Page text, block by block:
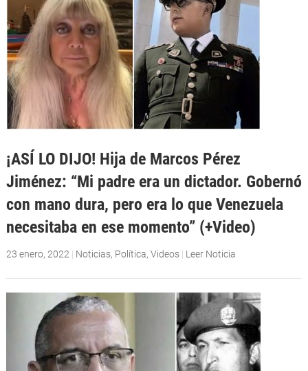
¡ASÍ LO DIJO! Hija de Marcos Pérez
Jiménez: “Mi padre era un dictador. Gobernó
con mano dura, pero era lo que Venezuela
necesitaba en ese momento” (+Video)
23 enero, 2022 | Noticias, Política, Videos | Leer Noticia